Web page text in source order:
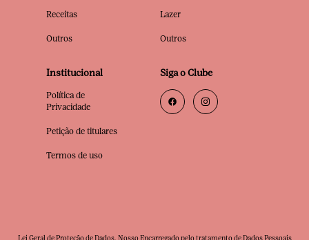
Receitas
Outros
Lazer
Outros
Institucional
Política de
Privacidade
Petição de titulares
Termos de uso
Siga o Clube
Lei Geral de Proteção de Dados. Nosso Encarregado pelo tratamento de Dados Pessoais